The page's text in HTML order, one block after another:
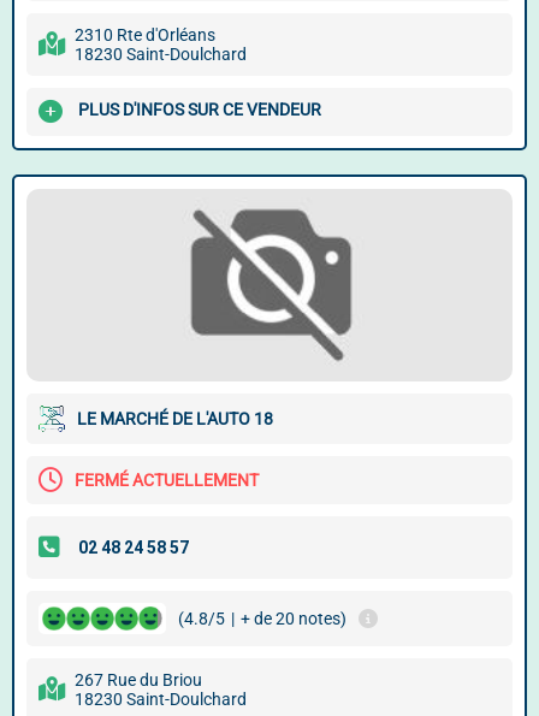
2310 Rte d'Orléans
18230 Saint-Doulchard
PLUS D'INFOS SUR CE VENDEUR
LE MARCHÉ DE L'AUTO 18
FERMÉ ACTUELLEMENT
(4.8/5 | + de 20 notes)
267 Rue du Briou
18230 Saint-Doulchard